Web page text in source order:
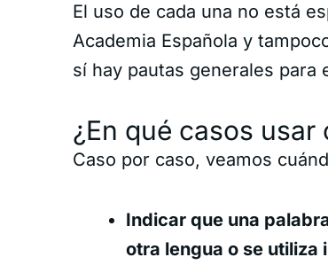
El uso de cada una no está
Academia Española y
sí hay pautas generales para
¿En qué casos usar
Caso por caso, veamos
Indicar que una
otra lengua o se utiliza